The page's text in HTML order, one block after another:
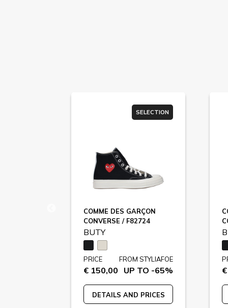
SELECTION
COMME DES GARÇON
CONVERSE / F82724
BUTY
PRICE
€ 150,00
FROM STYLIAFOE
UP TO -65%
DETAILS AND PRICES